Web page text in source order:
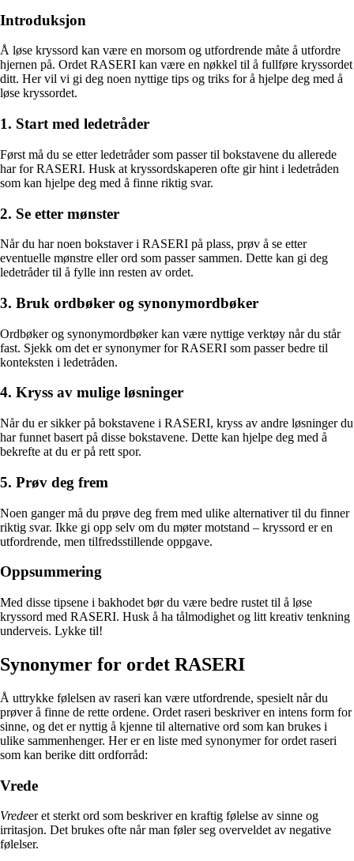
Introduksjon
Å løse kryssord kan være en morsom og utfordrende måte å utfordre
hjernen på. Ordet RASERI kan være en nøkkel til å fullføre kryssordet
ditt. Her vil vi gi deg noen nyttige tips og triks for å hjelpe deg med å
løse kryssordet.
1. Start med ledetråder
Først må du se etter ledetråder som passer til bokstavene du allerede
har for RASERI. Husk at kryssordskaperen ofte gir hint i ledetråden
som kan hjelpe deg med å finne riktig svar.
2. Se etter mønster
Når du har noen bokstaver i RASERI på plass, prøv å se etter
eventuelle mønstre eller ord som passer sammen. Dette kan gi deg
ledetråder til å fylle inn resten av ordet.
3. Bruk ordbøker og synonymordbøker
Ordbøker og synonymordbøker kan være nyttige verktøy når du står
fast. Sjekk om det er synonymer for RASERI som passer bedre til
konteksten i ledetråden.
4. Kryss av mulige løsninger
Når du er sikker på bokstavene i RASERI, kryss av andre løsninger du
har funnet basert på disse bokstavene. Dette kan hjelpe deg med å
bekrefte at du er på rett spor.
5. Prøv deg frem
Noen ganger må du prøve deg frem med ulike alternativer til du finner
riktig svar. Ikke gi opp selv om du møter motstand – kryssord er en
utfordrende, men tilfredsstillende oppgave.
Oppsummering
Med disse tipsene i bakhodet bør du være bedre rustet til å løse
kryssord med RASERI. Husk å ha tålmodighet og litt kreativ tenkning
underveis. Lykke til!
Synonymer for ordet RASERI
Å uttrykke følelsen av raseri kan være utfordrende, spesielt når du
prøver å finne de rette ordene. Ordet raseri beskriver en intens form for
sinne, og det er nyttig å kjenne til alternative ord som kan brukes i
ulike sammenhenger. Her er en liste med synonymer for ordet raseri
som kan berike ditt ordforråd:
Vrede
Vredeer et sterkt ord som beskriver en kraftig følelse av sinne og
irritasjon. Det brukes ofte når man føler seg overveldet av negative
følelser.